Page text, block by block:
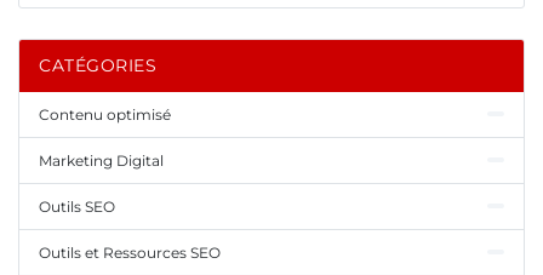
CATÉGORIES
Contenu optimisé
Marketing Digital
Outils SEO
Outils et Ressources SEO